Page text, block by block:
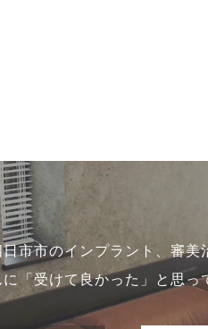
市市のインプラント、審美
「受けて良かった」と思っ